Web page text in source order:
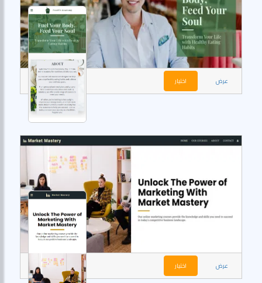
عرض اختيار
عرض اختيار